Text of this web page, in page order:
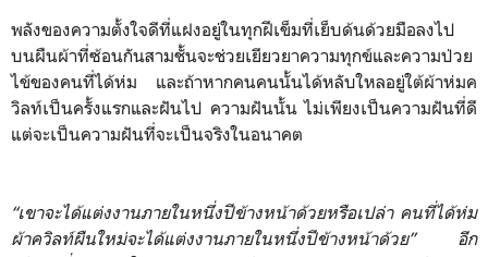
พลังของความตั้งใจดีที่แฝงอยู่ในทุกฝีเข็มที่เย็บด้นด้วยมือลงไป
บนผืนผ้าที่ซ้อนกันสามชั้นจะช่วยเยียวยาความทุกข์และความป่วย
ไข้ของคนที่ได้ห่ม และถ้าหากคนคนนั้นได้หลับใหลอยู่ใต้ผ้าห่มค
วิลท์เป็นครั้งแรกและฝันไป ความฝันนั้น ไม่เพียงเป็นความฝันที่ดี
แต่จะเป็นความฝันที่จะเป็นจริงในอนาคต
“เขาจะได้แต่งงานภายในหนึ่งปีข้างหน้าด้วยหรือเปล่า คนที่ได้ห่ม
ผ้าควิลท์ผืนใหม่จะได้แต่งงานภายในหนึ่งปีข้างหน้าด้วย”อีก